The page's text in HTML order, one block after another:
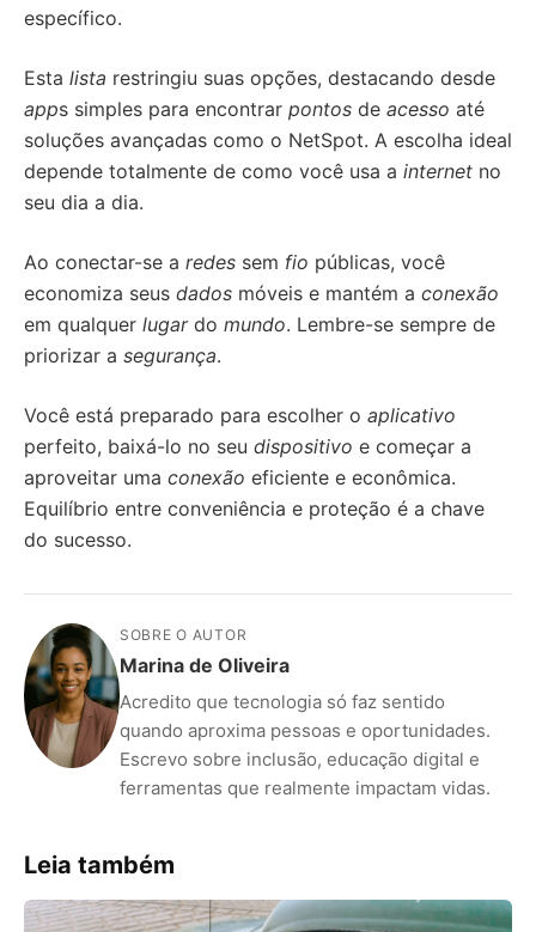
específico.
Esta lista restringiu suas opções, destacando desde
apps simples para encontrar pontos de acesso até
soluções avançadas como o NetSpot. A escolha ideal
depende totalmente de como você usa a internet no
seu dia a dia.
Ao conectar-se a redes sem fio públicas, você
economiza seus dados móveis e mantém a conexão
em qualquer lugardo mundo. Lembre-se sempre de
priorizar a segurança.
Você está preparado para escolher o aplicativo
perfeito, baixá-lo no seu dispositivo e começar a
aproveitar uma conexão eficiente e econômica.
Equilíbrio entre conveniência e proteção é a chave
do sucesso.
SOBRE O AUTOR
Marina de Oliveira
Acredito que tecnologia só faz sentido
quando aproxima pessoas e oportunidades.
Escrevo sobre inclusão, educação digital e
ferramentas que realmente impactam vidas.
Leia também